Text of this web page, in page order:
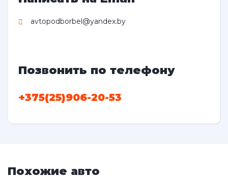
avtopodborbel@yandex.by
Позвонить по телефону
+375(25)906-20-53
Похожие авто